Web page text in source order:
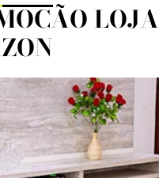
LOJA